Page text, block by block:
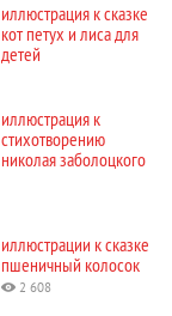
иллюстрация к сказке
кот петух и лиса для
детей
иллюстрация к
стихотворению
николая заболоцкого
иллюстрации к сказке
пшеничный колосок
2 608